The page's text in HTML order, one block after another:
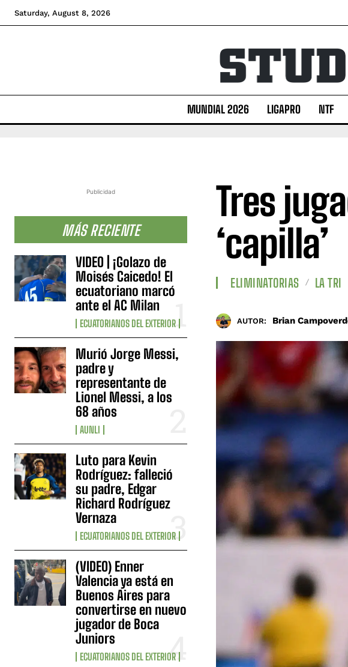
Saturday, August 8, 2026
MUNDIAL 2026 LIGAPRO NTF
Publicidad
MÁS RECIENTE
VIDEO | ¡Golazo de
Moisés Caicedo! El
ecuatoriano marcó
ante el AC Milan
ECUATORIANOS DEL EXTERIOR
Murió Jorge Messi,
padre y
representante de
Lionel Messi, a los
68 años
AUNLI
Luto para Kevin
Rodríguez: falleció
su padre, Edgar
Richard Rodríguez
Vernaza
ECUATORIANOS DEL EXTERIOR
(VIDEO) Enner
Valencia ya está en
Buenos Aires para
convertirse en nuevo
jugador de Boca
Juniors
ECUATORIANOS DEL EXTERIOR
Tres
‘capilla’
ELIMINATORIAS LA TRI
AUTOR: Brian